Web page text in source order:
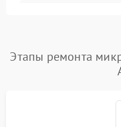
Этапы ремонта